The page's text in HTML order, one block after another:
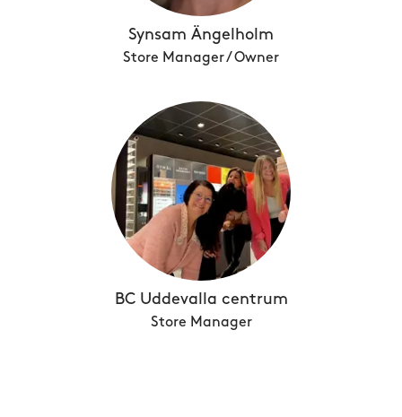
Synsam Ängelholm
Store Manager / Owner
BC Uddevalla centrum
Store Manager